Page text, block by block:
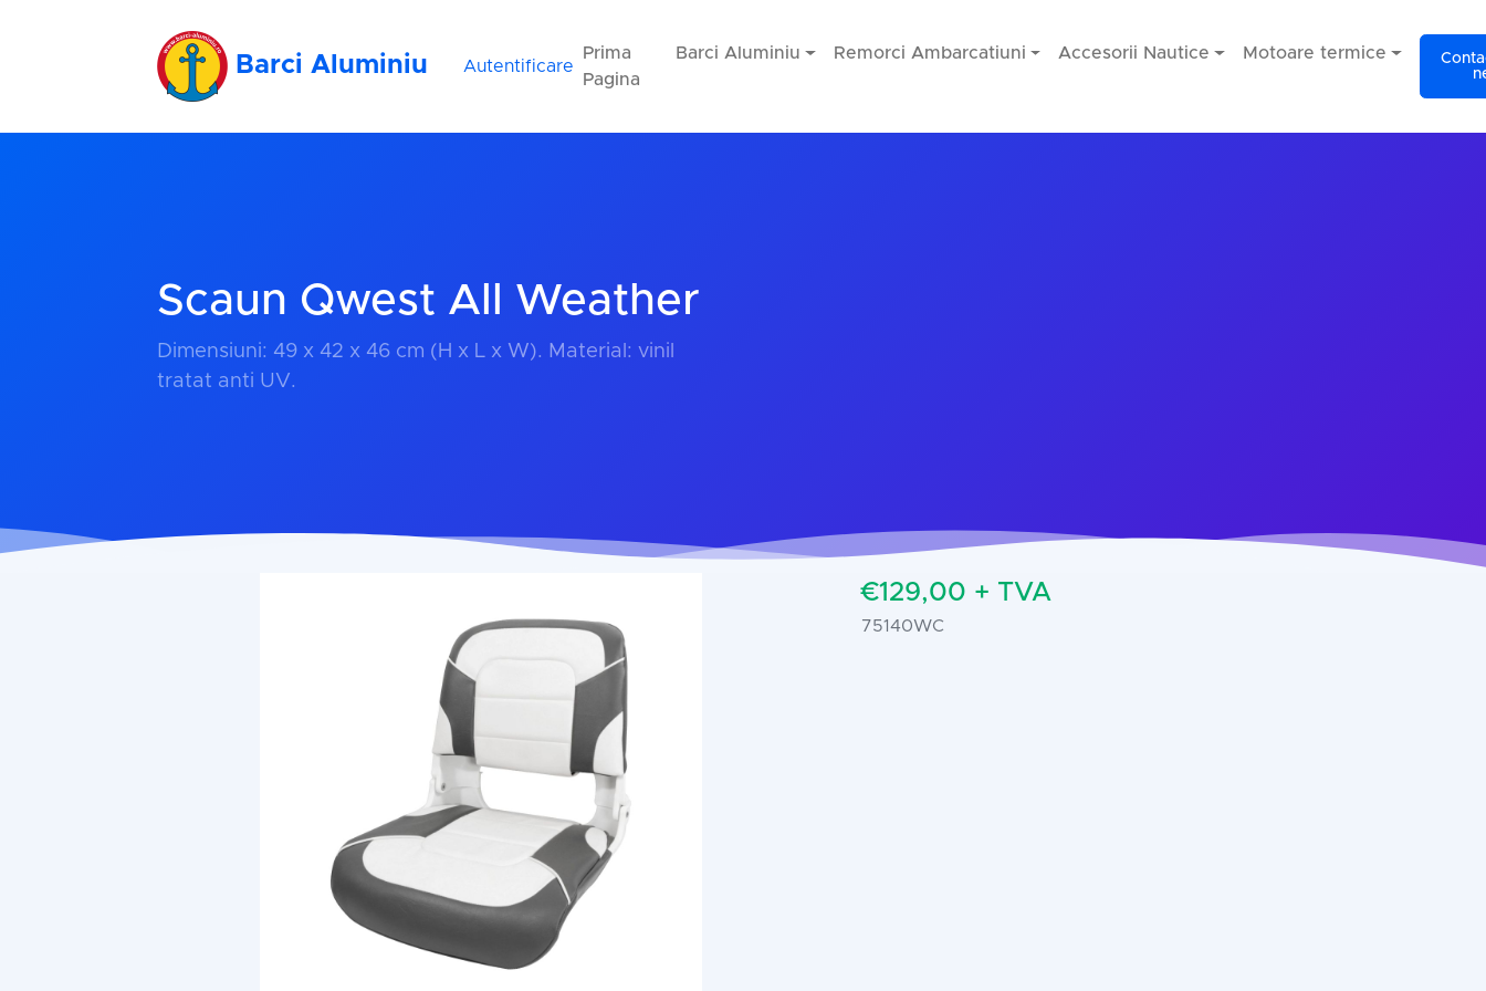
Barci Aluminiu Autentificare
Prima
Pagina
Barci Aluminiu Remorci Ambarcatiuni Accesorii Nautice Motoare termice
Scaun Qwest All Weather
Dimensiuni: 49 x 42 x 46 cm (H x L x W). Material: vinil
tratat anti UV.
€129,00 + TVA
75140WC